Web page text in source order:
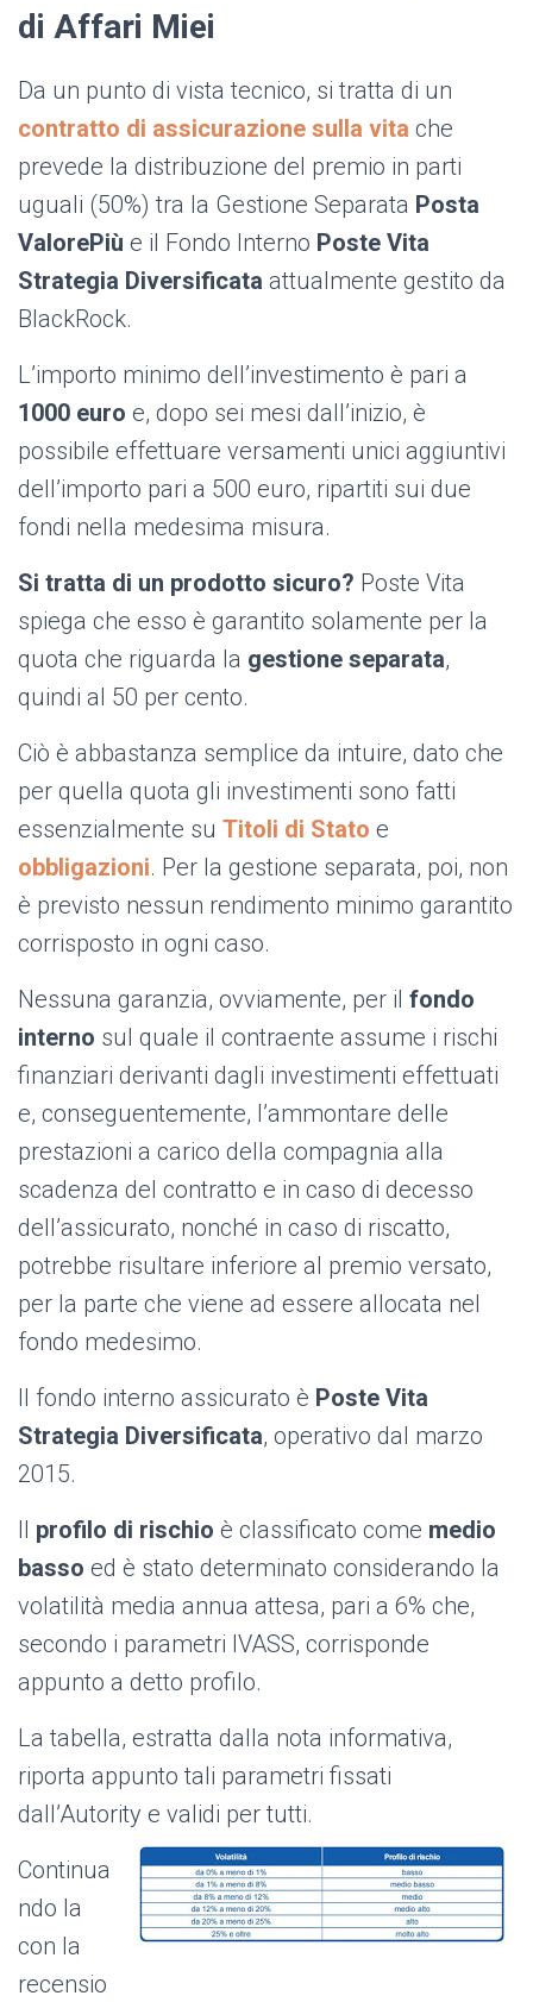
di Affari Miei
Da un punto di vista tecnico, si tratta di un
contratto di assicurazione sulla vita che
prevede la distribuzione del premio in parti
uguali (50%) tra la Gestione Separata Posta
ValorePiù e il Fondo Interno Poste Vita
Strategia Diversificata attualmente gestito da
BlackRock.
L’importo minimo dell’investimento è pari a
1000 euro e, dopo sei mesi dall’inizio, è
possibile effettuare versamenti unici aggiuntivi
dell’importo pari a 500 euro, ripartiti sui due
fondi nella medesima misura.
Si tratta di un prodotto sicuro? Poste Vita
spiega che esso è garantito solamente per la
quota che riguarda la gestione separata,
quindi al 50 per cento.
Ciò è abbastanza semplice da intuire, dato che
per quella quota gli investimenti sono fatti
essenzialmente su Titoli di Stato e
obbligazioni. Per la gestione separata, poi, non
è previsto nessun rendimento minimo garantito
corrisposto in ogni caso.
Nessuna garanzia, ovviamente, per il fondo
interno sul quale il contraente assume i rischi
finanziari derivanti dagli investimenti effettuati
e, conseguentemente, l’ammontare delle
prestazioni a carico della compagnia alla
scadenza del contratto e in caso di decesso
dell’assicurato, nonché in caso di riscatto,
potrebbe risultare inferiore al premio versato,
per la parte che viene ad essere allocata nel
fondo medesimo.
Il fondo interno assicurato è Poste Vita
Strategia Diversificata, operativo dal marzo
2015.
Il profilo di rischio è classificato come medio
basso ed è stato determinato considerando la
volatilità media annua attesa, pari a 6% che,
secondo i parametri IVASS, corrisponde
appunto a detto profilo.
La tabella, estratta dalla nota informativa,
riporta appunto tali parametri fissati
dall’Autority e validi per tutti.
Continua
ndo la
con la
recensio